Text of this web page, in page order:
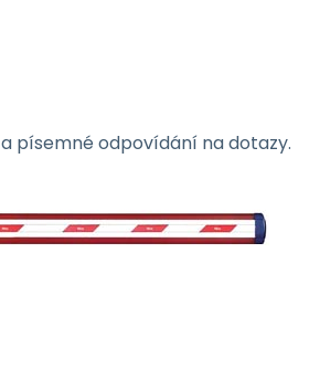
písemné odpovídání na dotazy.